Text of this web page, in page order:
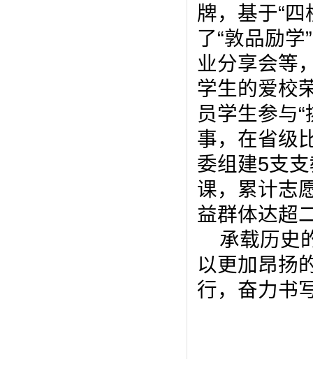
牌，基于“四
了“敦品励学”
业分享会等
学生的爱校
员学生参与“
事，在省级
委组建5支
课，累计志
益群体达超
承载历史
以更加昂扬
行，奋力书